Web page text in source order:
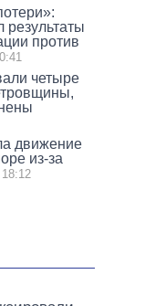
результаты
против
четыре
движение
из-за